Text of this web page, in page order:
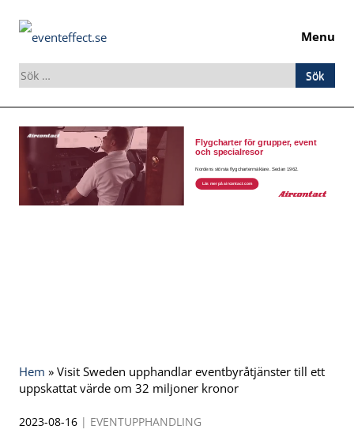
Menu
Sök
efter:
Skip
content
Hem » Visit Sweden upphandlar eventbyråtjänster till ett
uppskattat värde om 32 miljoner kronor
2023-08-16 | EVENTUPPHANDLING